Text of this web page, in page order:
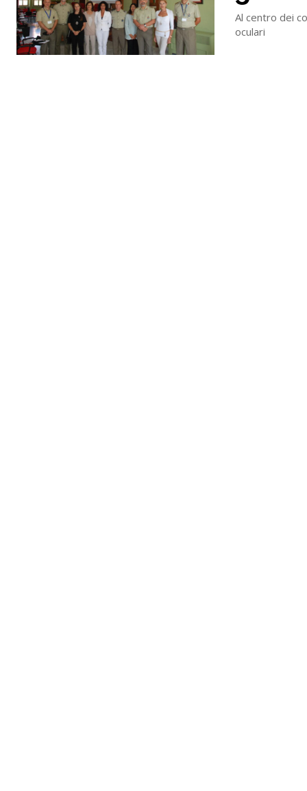
Al centro dei
oculari